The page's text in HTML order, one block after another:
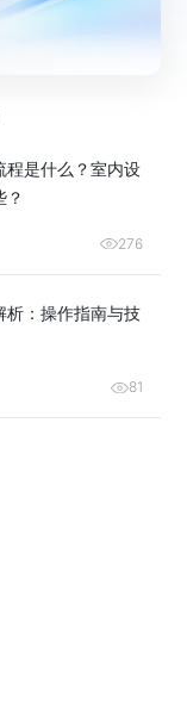
程是什么？室内设
？
276
析：操作指南与技
81